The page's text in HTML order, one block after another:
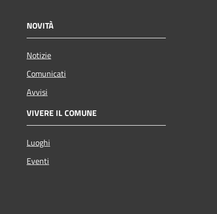
NOVITÀ
Notizie
Comunicati
Avvisi
VIVERE IL COMUNE
Luoghi
Eventi